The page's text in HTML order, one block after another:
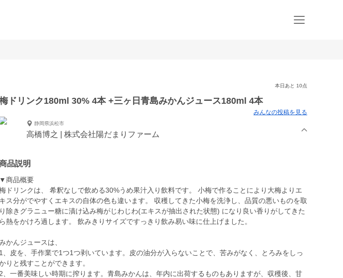
本日あと 10点
ドリンク180ml 30% 4本 +三ヶ日青島みかんジュース180ml 4本
みんなの投稿を見る
静岡県浜松市
高橋博之 | 株式会社陽だまりファーム
品説明
▼商品概要
ドリンクは、 希釈なしで飲める30%うめ果汁入り飲料です。 小梅で作ることにより大梅よりエ
キス分がでやすくエキスの自体の色も違います。 収穫してきた小梅を洗浄し、品質の悪いものを取
り除きグラニュー糖に漬け込み梅がじわじわ(エキスが抽出された状態) になり良い香りがしてきた
ら熱をかけろ過します。 飲みきりサイズですっきり飲み易い味に仕上げました。
かんジュースは、
1、皮を、手作業で1つ1つ剥いています。皮の油分が入らないことで、苦みがなく、とろみをしっ
りと残すことができます。
2、一番美味しい時期に搾ります。青島みかんは、年内に出荷するものもありますが、収穫後、甘